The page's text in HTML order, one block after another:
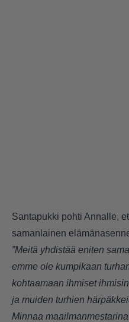
Santapukki pohti Annalle,
samanlainen
”Meitä yhdistää eniten
emme ole kumpikaan
kohtaamaan ihmiset
ja muiden turhien
Minnaa